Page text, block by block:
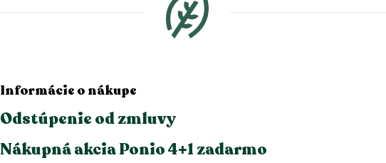
Informácie o nákupe
Odstúpenie od zmluvy
Nákupná akcia Ponio 4+1 zadarmo